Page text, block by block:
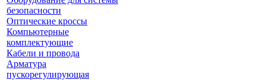
безопасности
Оптические кроссы
Компьютерные
комплектующие
Кабели и провода
Арматура
пускорегулирующая